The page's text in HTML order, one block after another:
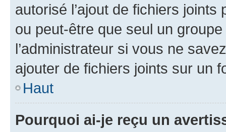
autorisé l’ajout de fichiers
ou peut-être que seul un
l’administrateur si vous ne
ajouter de fichiers joints sur un
Haut
Pourquoi ai-je reçu un